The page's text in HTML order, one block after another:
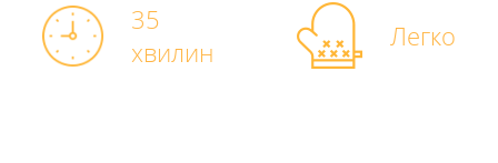
35
хвилин
Легко